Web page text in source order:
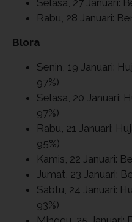
Rabu, 28 Januari:
Blora
Senin, 19 Januari:
97%)
Selasa, 20 Januari:
97%)
Rabu, 21 Januari:
95%)
Kamis, 22 Januari:
Jumat, 23 Januari:
Sabtu, 24 Januari:
93%)